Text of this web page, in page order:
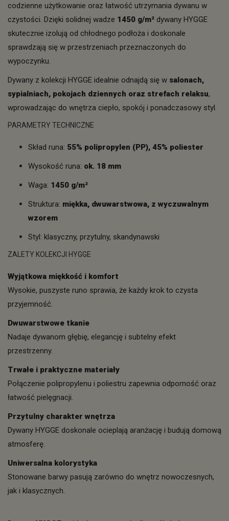
codzienne użytkowanie oraz łatwość utrzymania dywanu w
czystości. Dzięki solidnej wadze 1450 g/m² dywany HYGGE
skutecznie izolują od chłodnego podłoża i doskonale
sprawdzają się w przestrzeniach przeznaczonych do
wypoczynku.
Dywany z kolekcji HYGGE idealnie odnajdą się w salonach,
sypialniach, pokojach dziennych oraz strefach relaksu,
wprowadzając do wnętrza ciepło, spokój i ponadczasowy styl.
PARAMETRY TECHNICZNE
Skład runa: 55% polipropylen (PP), 45% poliester
Wysokość runa: ok. 18 mm
Waga: 1450 g/m²
Struktura: miękka, dwuwarstwowa, z wyczuwalnym
wzorem
Styl: klasyczny, przytulny, skandynawski
ZALETY KOLEKCJI HYGGE
Wyjątkowa miękkość i komfort
Wysokie, puszyste runo sprawia, że każdy krok to czysta
przyjemność.
Dwuwarstwowe tkanie
Nadaje dywanom głębię, elegancję i subtelny efekt
przestrzenny.
Trwałe i praktyczne materiały
Połączenie polipropylenu i poliestru zapewnia odporność oraz
łatwość pielęgnacji.
Przytulny charakter wnętrza
Dywany HYGGE doskonale ocieplają aranżację i budują domową
atmosferę.
Uniwersalna kolorystyka
Stonowane barwy pasują zarówno do wnętrz nowoczesnych,
jak i klasycznych.